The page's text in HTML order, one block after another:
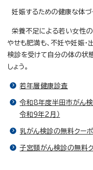
妊娠するための健康な体づ
栄養不足による若い女性の
やせも肥満も、不妊や妊娠・
検診を受けて自分の体の状
しょう。
若年層健康診査
令和8年度半田市がん検
令和9年2月）
乳がん検診の無料クー
子宮頸がん検診の無料